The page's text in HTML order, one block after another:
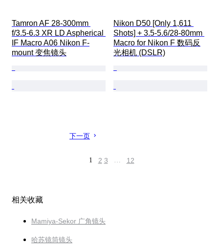
Tamron AF 28-300mm
f/3.5-6.3 XR LD Aspherical
IF Macro A06 Nikon F-
mount 变焦镜头
Nikon D50 [Only 1,611
Shots] + 3.5-5.6/28-80mm
Macro for Nikon F 数码反
光相机 (DSLR)
下一页
1 2 3 … 12
相关收藏
Mamiya-Sekor 广角镜头
哈苏镜筒镜头